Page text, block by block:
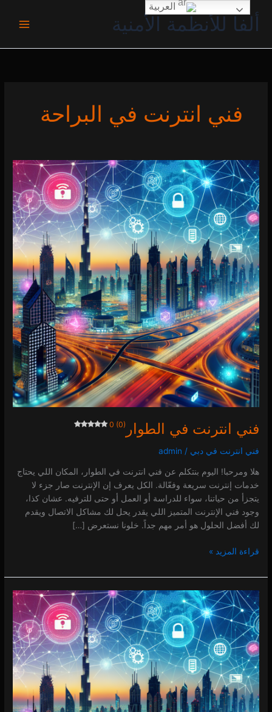
المحتوىألفا للأنظمة الأمنية
فني انترنت في البراحة
فني انترنت في الطوار 0 (0)
فني انترنت في دبي /
admin
هلا ومرحبا! اليوم بنتكلم عن فني انترنت في الطوار، المكان اللي يحتاج
خدمات إنترنت سريعة وفعّالة. الكل يعرف إن الإنترنت صار جزء لا
يتجزأ من حياتنا، سواء للدراسة أو العمل أو حتى للترفيه. عشان كذا،
وجود فني الإنترنت المتميز اللي يقدر يحل لك مشاكل الاتصال ويقدم
لك أفضل الحلول هو أمر مهم جداً. خلونا نستعرض […]
فني
انترنت
في
الطوار
0 (0)
قراءة المزيد »
فني
انترنت
في
الصفوح
0 (0)
العربية
4.21k
3.47k
3.57k